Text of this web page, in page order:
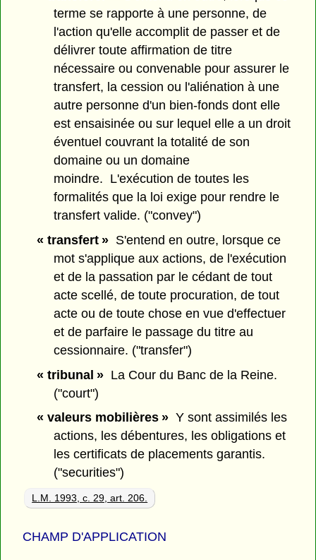
terme se rapporte à une personne, de
l'action qu'elle accomplit de passer et de
délivrer toute affirmation de titre
nécessaire ou convenable pour assurer le
transfert, la cession ou l'aliénation à une
autre personne d'un bien-fonds dont elle
est ensaisinée ou sur lequel elle a un droit
éventuel couvrant la totalité de son
domaine ou un domaine
moindre. L'exécution de toutes les
formalités que la loi exige pour rendre le
transfert valide. ("convey")
« transfert »S'entend en outre, lorsque ce
mot s'applique aux actions, de l'exécution
et de la passation par le cédant de tout
acte scellé, de toute procuration, de tout
acte ou de toute chose en vue d'effectuer
et de parfaire le passage du titre au
cessionnaire. ("transfer")
« tribunal »La Cour du Banc de la Reine.
("court")
« valeurs mobilières »Y sont assimilés les
actions, les débentures, les obligations et
les certificats de placements garantis.
("securities")
L.M. 1993, c. 29, art. 206.
CHAMP D'APPLICATION